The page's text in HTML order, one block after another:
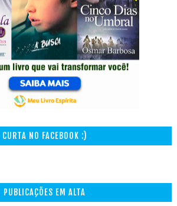
CURTA NO FACEBOOK :)
PUBLICAÇÕES EM ALTA